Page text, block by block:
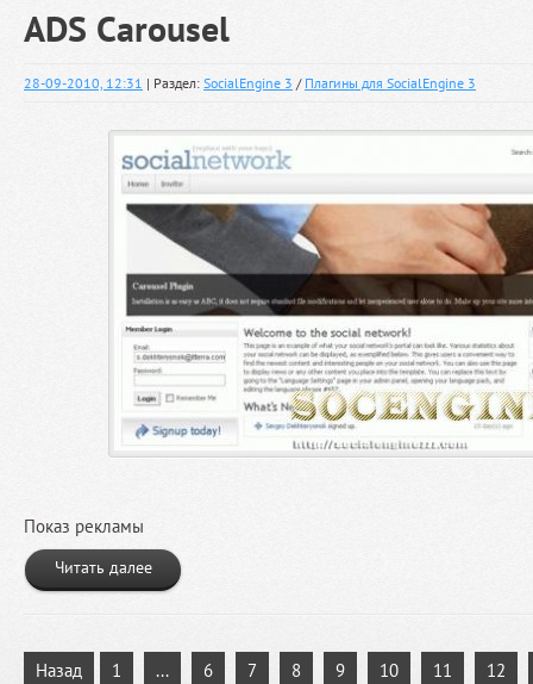
ADS Carousel
28-09-2010, 12:31 | Раздел: SocialEngine 3 / Плагины для SocialEngine 3
Показ рекламы
Читать далее
Назад 1 ... 6 7 8 9 10 11
12